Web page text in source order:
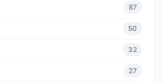
87
50
32
27